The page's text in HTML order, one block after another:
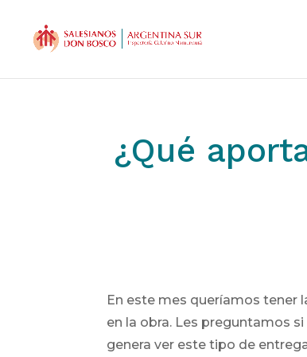
¿Qué
En este mes queríamos tener
en la obra. Les preguntamos
genera ver este tipo de